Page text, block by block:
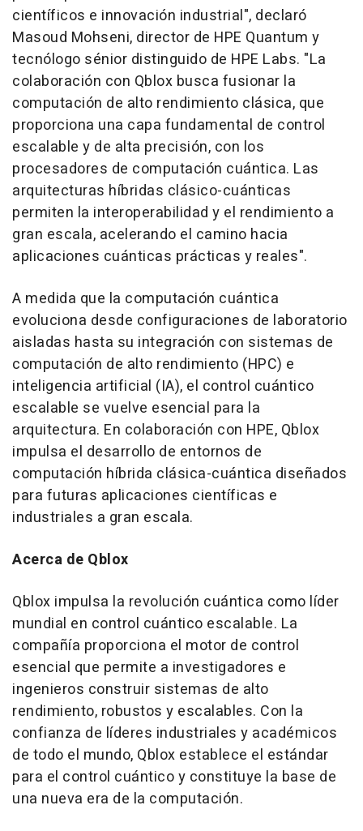
científicos e innovación industrial", declaró
Masoud Mohseni, director de HPE Quantum y
tecnólogo sénior distinguido de HPE Labs. "La
colaboración con Qblox busca fusionar la
computación de alto rendimiento clásica, que
proporciona una capa fundamental de control
escalable y de alta precisión, con los
procesadores de computación cuántica. Las
arquitecturas híbridas clásico-cuánticas
permiten la interoperabilidad y el rendimiento a
gran escala, acelerando el camino hacia
aplicaciones cuánticas prácticas y reales".
A medida que la computación cuántica
evoluciona desde configuraciones de laboratorio
aisladas hasta su integración con sistemas de
computación de alto rendimiento (HPC) e
inteligencia artificial (IA), el control cuántico
escalable se vuelve esencial para la
arquitectura. En colaboración con HPE, Qblox
impulsa el desarrollo de entornos de
computación híbrida clásica-cuántica diseñados
para futuras aplicaciones científicas e
industriales a gran escala.
Acerca de Qblox
Qblox impulsa la revolución cuántica como líder
mundial en control cuántico escalable. La
compañía proporciona el motor de control
esencial que permite a investigadores e
ingenieros construir sistemas de alto
rendimiento, robustos y escalables. Con la
confianza de líderes industriales y académicos
de todo el mundo, Qblox establece el estándar
para el control cuántico y constituye la base de
una nueva era de la computación.